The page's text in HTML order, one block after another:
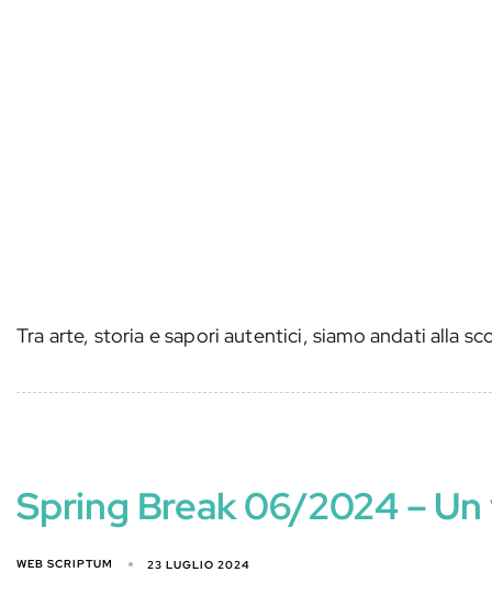
Tra arte, storia e sapori autentici, siamo andati alla
Spring Break 06/2024 – Un
WEB SCRIPTUM 23 LUGLIO 2024